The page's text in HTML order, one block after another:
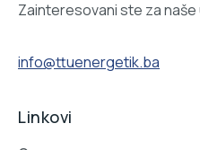
Zainteresovani ste za naše
info@ttuenergetik.ba
Linkovi